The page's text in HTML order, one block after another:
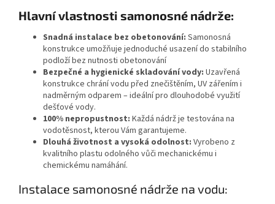
Hlavní vlastnosti samonosné nádrže:
Snadná instalace bez obetonování: Samonosná
konstrukce umožňuje jednoduché usazení do stabilního
podloží bez nutnosti obetonování
Bezpečné a hygienické skladování vody: Uzavřená
konstrukce chrání vodu před znečištěním, UV zářením i
nadměrným odparem – ideální pro dlouhodobé využití
dešťové vody.
100% nepropustnost: Každá nádrž je testována na
vodotěsnost, kterou Vám garantujeme.
Dlouhá životnost a vysoká odolnost: Vyrobeno z
kvalitního plastu odolného vůči mechanickému i
chemickému namáhání.
Instalace samonosné nádrže na vodu: